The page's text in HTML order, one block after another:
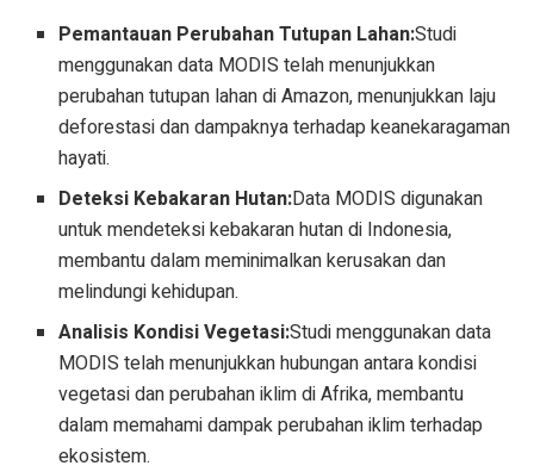
Pemantauan Perubahan Tutupan Lahan:Studi
menggunakan data MODIS telah menunjukkan
perubahan tutupan lahan di Amazon, menunjukkan laju
deforestasi dan dampaknya terhadap keanekaragaman
hayati.
Deteksi Kebakaran Hutan:Data MODIS digunakan
untuk mendeteksi kebakaran hutan di Indonesia,
membantu dalam meminimalkan kerusakan dan
melindungi kehidupan.
Analisis Kondisi Vegetasi:Studi menggunakan data
MODIS telah menunjukkan hubungan antara kondisi
vegetasi dan perubahan iklim di Afrika, membantu
dalam memahami dampak perubahan iklim terhadap
ekosistem.